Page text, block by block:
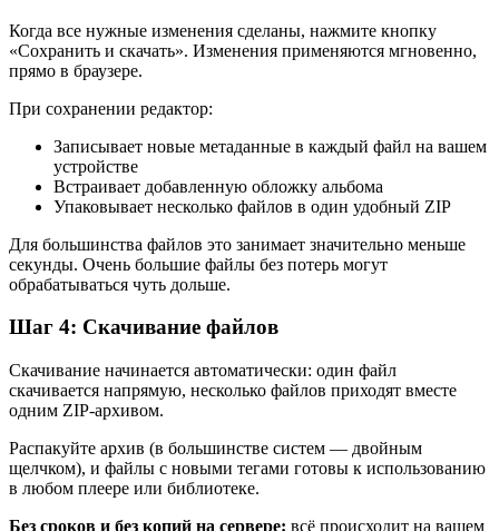
Когда все нужные изменения сделаны, нажмите кнопку
«Сохранить и скачать». Изменения применяются мгновенно,
прямо в браузере.
При сохранении редактор:
Записывает новые метаданные в каждый файл на вашем
устройстве
Встраивает добавленную обложку альбома
Упаковывает несколько файлов в один удобный ZIP
Для большинства файлов это занимает значительно меньше
секунды. Очень большие файлы без потерь могут
обрабатываться чуть дольше.
Шаг 4: Скачивание файлов
Скачивание начинается автоматически: один файл
скачивается напрямую, несколько файлов приходят вместе
одним ZIP-архивом.
Распакуйте архив (в большинстве систем — двойным
щелчком), и файлы с новыми тегами готовы к использованию
в любом плеере или библиотеке.
Без сроков и без копий на сервере: всё происходит на вашем